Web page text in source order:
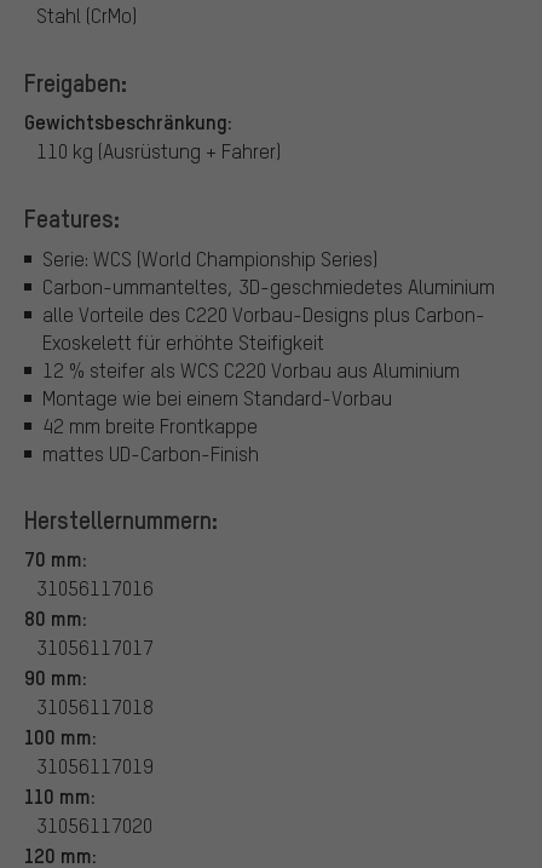
Stahl (CrMo)
Freigaben:
Gewichtsbeschränkung:
110 kg (Ausrüstung + Fahrer)
Features:
Serie: WCS (World Championship Series)
Carbon-ummanteltes, 3D-geschmiedetes Aluminium
alle Vorteile des C220 Vorbau-Designs plus Carbon-
Exoskelett für erhöhte Steifigkeit
12 % steifer als WCS C220 Vorbau aus Aluminium
Montage wie bei einem Standard-Vorbau
42 mm breite Frontkappe
mattes UD-Carbon-Finish
Herstellernummern:
70 mm:
31056117016
80 mm:
31056117017
90 mm:
31056117018
100 mm:
31056117019
110 mm:
31056117020
120 mm: